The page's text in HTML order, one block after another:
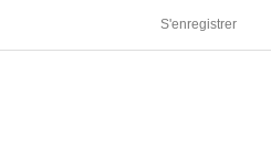
S'enregistrer